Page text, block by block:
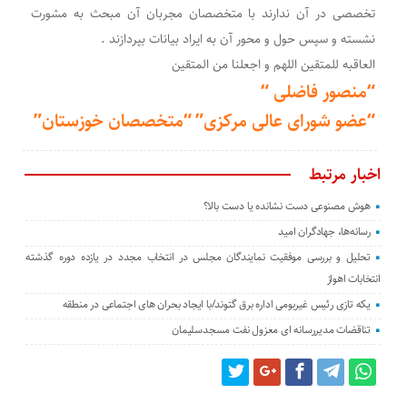
تخصصی در آن ندارند با متخصصان مجربان آن مبحث به مشورت
نشسته و سپس‌ حول و محور آن به ایراد بیانات بپردازند .
العاقبه للمتقین اللهم و اجعلنا من المتقین
“منصور فاضلی “
“عضو شورای عالی مرکزی”“متخصصان خوزستان”
اخبار مرتبط
هوش مصنوعی دست نشانده یا دست بالا؟
رسانه‌ها، جهادگران امید
تحلیل و بررسی موفقیت نمایندگان مجلس در انتخاب مجدد در یازده دوره گذشته
انتخابات اهواز
یکه تازی رئیس غیربومی اداره برق گتوند/با ایجاد بحران های اجتماعی در منطقه
تناقضات مدیررسانه ای معزول نفت مسجدسلیمان